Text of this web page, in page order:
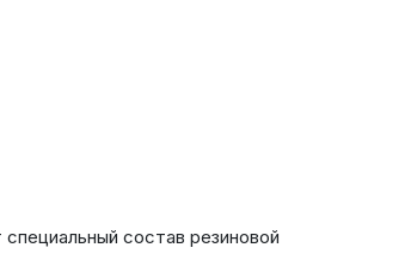
состав резиновой